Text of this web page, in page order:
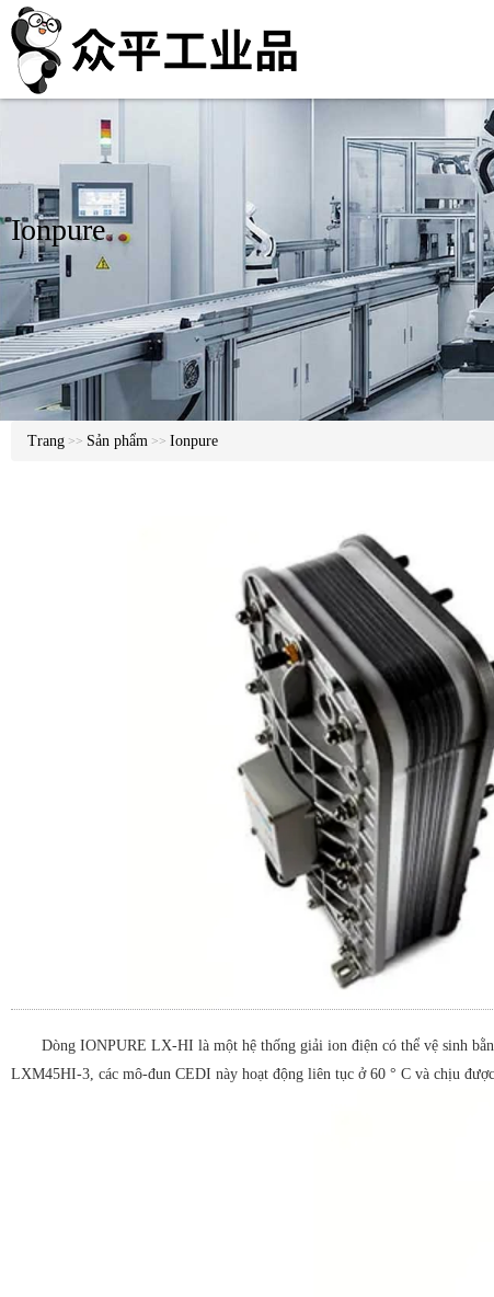
Ionpure
Trang >> Sản phẩm >> Ionpure
Dòng IONPURE LX-HI là một hệ thống giải ion điện có thể vệ sinh
LXM45HI-3, các mô-đun CEDI này hoạt động liên tục ở 60 ° C và chịu